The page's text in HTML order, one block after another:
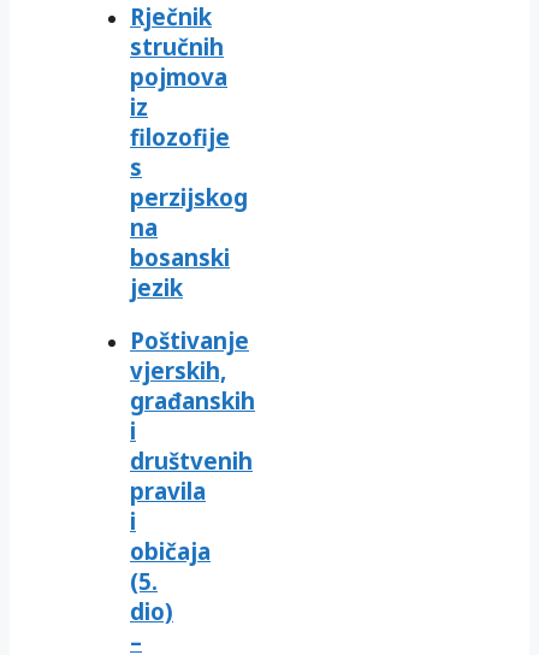
Rječnik
stručnih
pojmova
iz
filozofije
s
perzijskog
na
bosanski
jezik
Poštivanje
vjerskih,
građanskih
i
društvenih
pravila
i
običaja
(5.
dio)
–